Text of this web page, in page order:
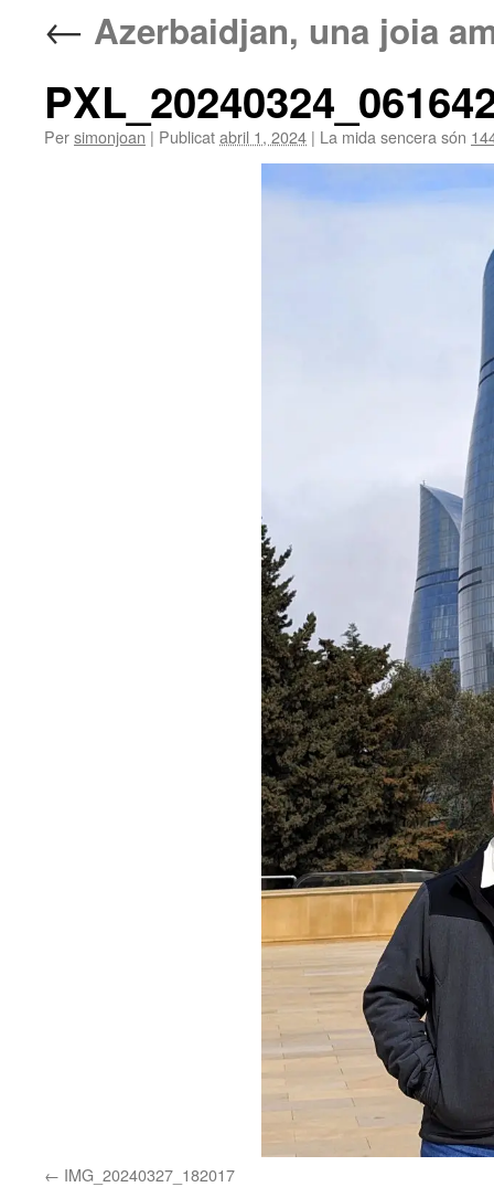
← Azerbaidjan, una joia
Persimonjoan | Publicatabril 1, 2024 | La mida sencera són
IMG_20240327_182017